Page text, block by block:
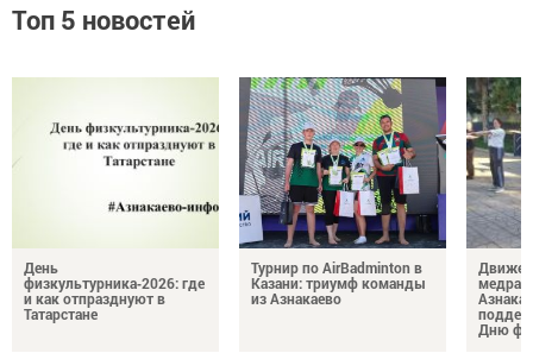
Топ 5 новостей
День
физкультурника‑2026: где
и как отпразднуют в
Татарстане
Турнир по AirBadminton в
Казани: триумф команды
из Азнакаево
Дню